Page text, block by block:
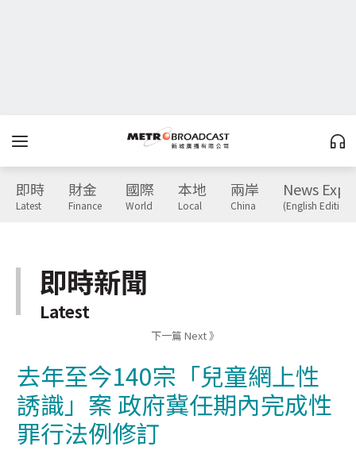
即時
Latest
財金
Finance
國際
World
本地
Local
兩岸
China
News
(English Edition)
即時新聞
Latest
下一篇 Next 》
去年至今140宗「兒童網上性
誘識」案 政府冀任期內完成性
罪行法例修訂